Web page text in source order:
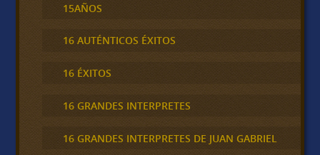
15AÑOS
16 AUTÉNTICOS ÉXITOS
16 ÉXITOS
16 GRANDES INTERPRETES
16 GRANDES INTERPRETES DE JUAN GABRIEL